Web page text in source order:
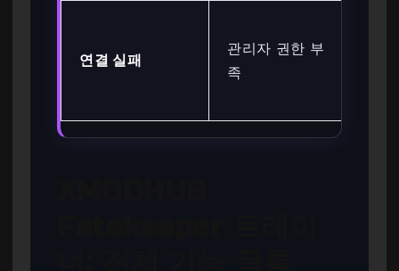
연결 실패
관리자 권한 부
족